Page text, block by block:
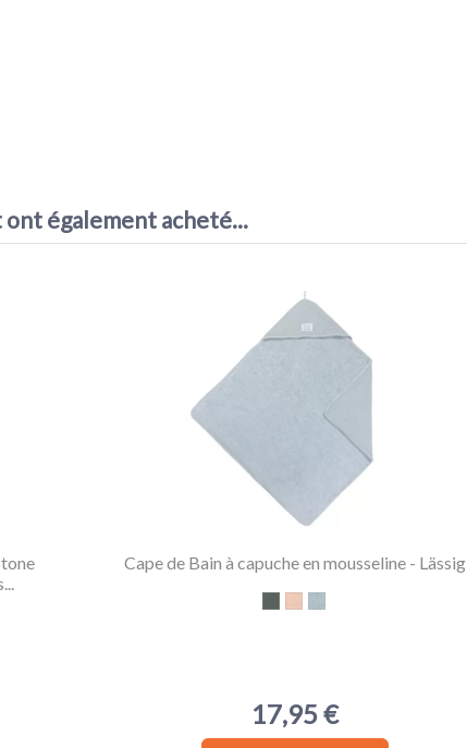
également acheté...
Cape de Bain à capuche en mousseline - Lässig
17,95 €
Vert Pétrole
Rose Pèche
Bleu poudré